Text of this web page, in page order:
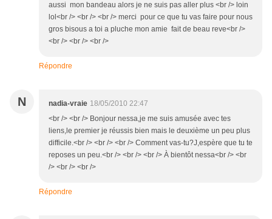
aussi mon bandeau alors je ne suis pas aller plus <br /> loin
lol<br /> <br /> <br /> merci pour ce que tu vas faire pour nous
gros bisous a toi a pluche mon amie fait de beau reve<br />
<br /> <br /> <br />
Répondre
N nadia-vraie 18/05/2010 22:47
<br /> <br /> Bonjour nessa,je me suis amusée avec tes
liens,le premier je réussis bien mais le deuxième un peu plus
difficile.<br /> <br /> <br /> Comment vas-tu?J,espère que tu te
reposes un peu.<br /> <br /> <br /> À bientôt nessa<br /> <br
/> <br /> <br />
Répondre